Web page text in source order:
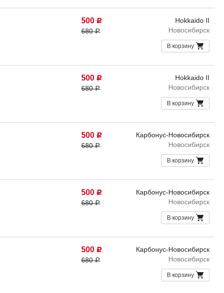
500 Р
680Р
Hokkaido II
Новосибирск
В корзину
500 Р
680Р
Hokkaido II
Новосибирск
В корзину
500 Р
680Р
Карбонус-Новосибирск
Новосибирск
В корзину
500 Р
680Р
Карбонус-Новосибирск
Новосибирск
В корзину
500 Р
680Р
Карбонус-Новосибирск
Новосибирск
В корзину